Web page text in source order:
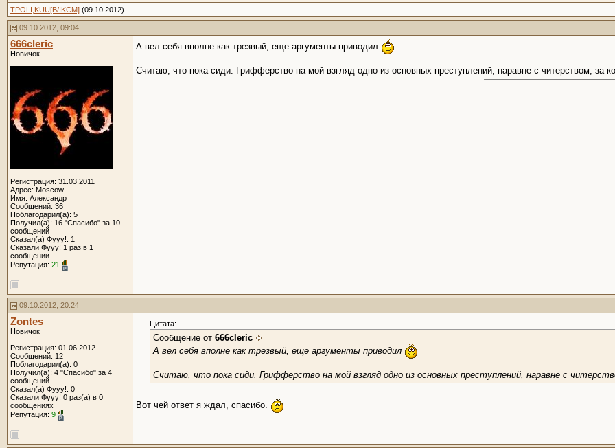
TPOLI,KUU[B/IKCM] (09.10.2012)
09.10.2012, 09:04
666cleric
Новичок
Регистрация: 31.03.2011
Адрес: Moscow
Имя: Александр
Сообщений: 36
Поблагодарил(а): 5
Получил(а): 16 "Спасибо" за 10
сообщений
Сказал(а) Фууу!: 1
Сказали Фууу! 1 раз в 1
сообщении
Репутация: 21
А вел себя вполне как трезвый, еще аргументы приводил
Считаю, что пока сиди. Грифферство на мой взгляд одно из основных преступлений, наравне с читерством, за
09.10.2012, 20:24
Zontes
Новичок
Регистрация: 01.06.2012
Сообщений: 12
Поблагодарил(а): 0
Получил(а): 4 "Спасибо" за 4
сообщений
Сказал(а) Фууу!: 0
Сказали Фууу! 0 раз(а) в 0
сообщениях
Репутация: 9
Цитата:
Сообщение от 666cleric
А вел себя вполне как трезвый, еще аргументы приводил
Считаю, что пока сиди. Грифферство на мой взгляд одно из основных преступлений, наравне с
Вот чей ответ я ждал, спасибо.